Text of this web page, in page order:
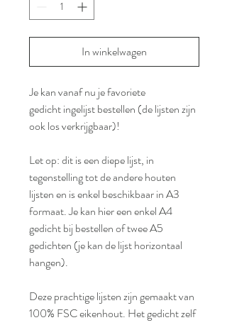
In winkelwagen
Je kan vanaf nu je favoriete
gedicht ingelijst bestellen (de lijsten zijn
ook los verkrijgbaar)!
Let op: dit is een diepe lijst, in
tegenstelling tot de andere houten
lijsten en is enkel beschikbaar in A3
formaat. Je kan hier een enkel A4
gedicht bij bestellen of twee A5
gedichten (je kan de lijst horizontaal
hangen).
Deze prachtige lijsten zijn gemaakt van
100% FSC eikenhout. Het gedicht zelf